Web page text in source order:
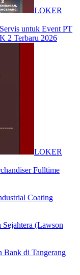
LOKER
untuk Event PT
2 Terbaru 2026
LOKER
Fulltime
Coating
(Lawson
Bank di Tangerang